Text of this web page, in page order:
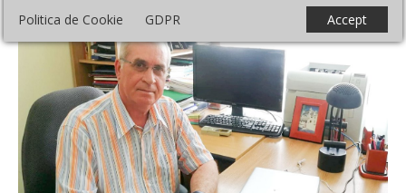
Politica de Cookie GDPR Accept